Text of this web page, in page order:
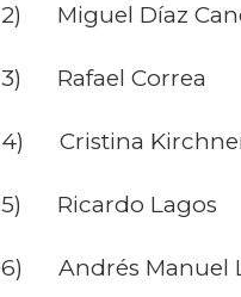
2) Miguel Díaz
3) Rafael Correa
4) Cristina
5) Ricardo Lagos
6) Andrés Manuel